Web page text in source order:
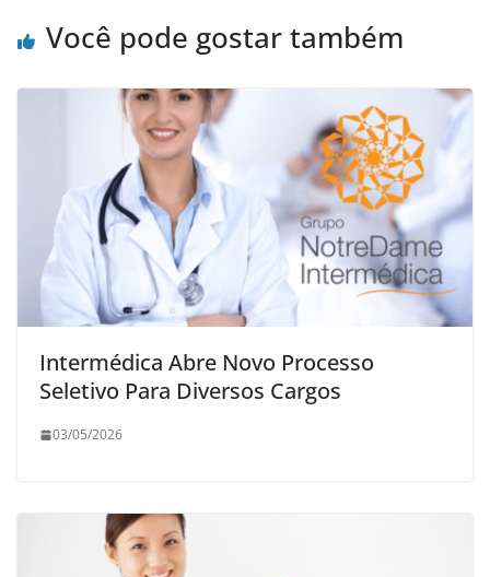
Você pode gostar também
Intermédica Abre Novo Processo
Seletivo Para Diversos Cargos
03/05/2026